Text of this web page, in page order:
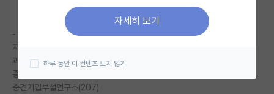
미국 대학원 합격 후기 게시판
대학원생 모집 게시판
연구실(PI) 홍보 게시판
- 2021년도 (총 2500명)
자연계대학원(600) ; TEPS + 학점 + 한국사3급 박사 전문연구요원
과학기술원(400) ; KUGD 내부 인원 분배
중소기업부설연구소(993)
중견기업부설연구소(207)
자세히 보기
하루 동안 이 컨텐츠 보지 않기